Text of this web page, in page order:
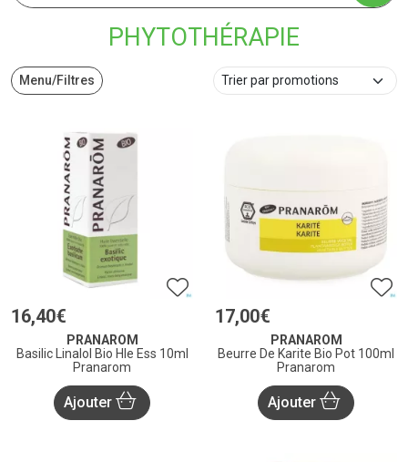
PHYTOTHÉRAPIE
Menu/Filtres
16,40€
PRANAROM
Basilic Linalol Bio Hle Ess 10ml
Pranarom
Ajouter
17,00€
PRANAROM
Beurre De Karite Bio Pot 100ml
Pranarom
Ajouter